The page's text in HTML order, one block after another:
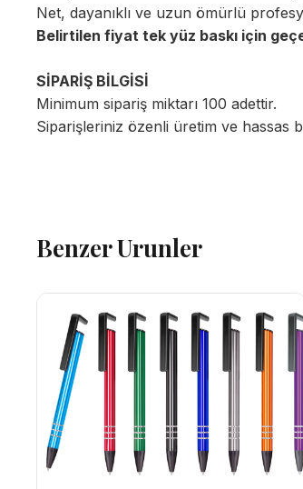
Net, dayanıklı ve uzun ömürlü
Belirtilen fiyat tek yüz baskı için
SİPARİŞ BİLGİSİ
Minimum sipariş miktarı 100 adettir.
Siparişleriniz özenli üretim ve hassas
Benzer Urunler